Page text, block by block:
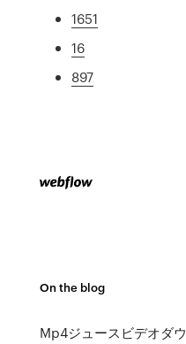
1651
16
897
On the blog
Mp4ジュースビデオダウ